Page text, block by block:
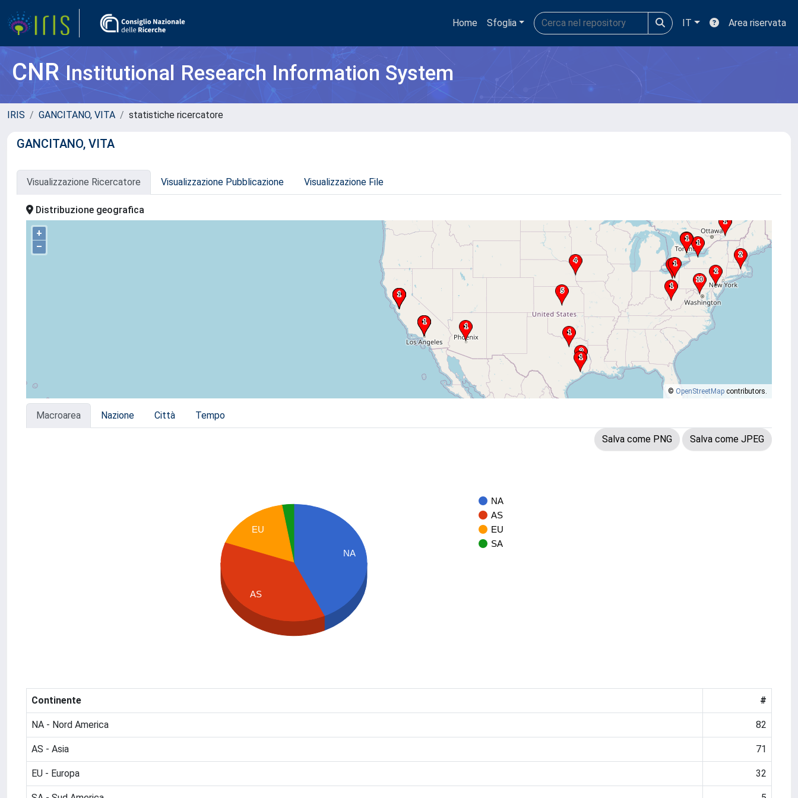
Home Sfoglia IT Area riservata
CNRInstitutional Research Information System
IRIS GANCITANO, VITA statistiche ricercatore
GANCITANO, VITA
Visualizzazione Ricercatore Visualizzazione Pubblicazione Visualizzazione File
Distribuzione geografica
+
–
© OpenStreetMap contributors.
Macroarea Nazione Città Tempo
Salva come PNG Salva come JPEG
NA
AS
EU
SA
NA
EU
AS
Continente #
NA - Nord America 82
AS - Asia 71
EU - Europa 32